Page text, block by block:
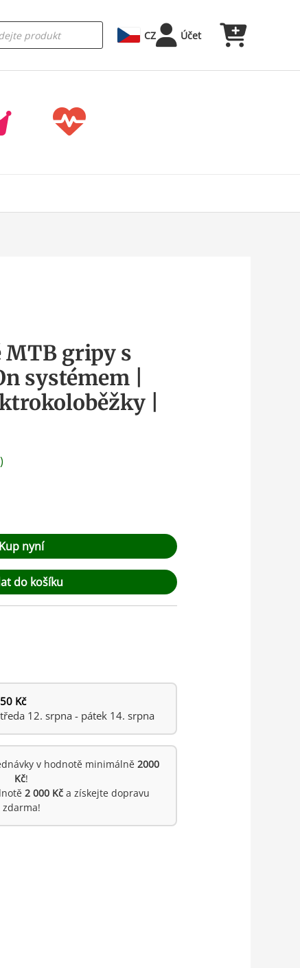
CZ Účet
MTB gripy s
systémem |
|
)
Kup nyní
do košíku
Kč
12. srpna - pátek 14. srpna
v hodnotě minimálně 2000
Kč!
2 000 Kča získejte dopravu
zdarma!